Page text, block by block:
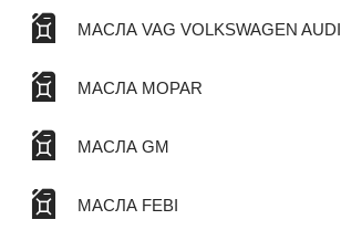
МАСЛА VAG VOLKSWAGEN AUDI
МАСЛА MOPAR
МАСЛА GM
МАСЛА FEBI